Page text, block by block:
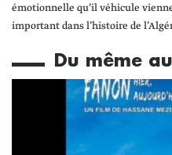
émotionnelle qu’il véhicule
important dans l’histoire de
Du même